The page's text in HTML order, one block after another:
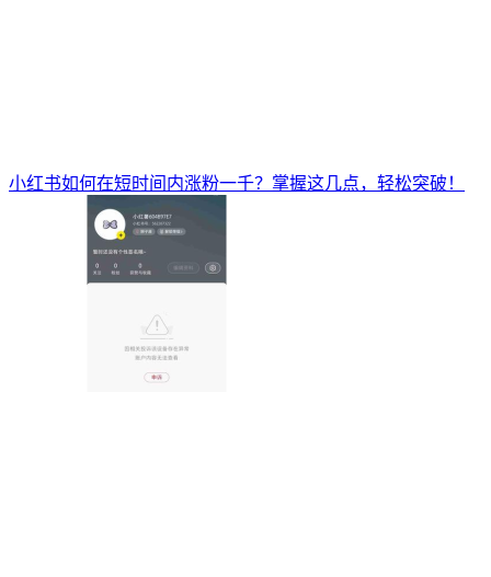
小红书如何在短时间内涨粉一千？掌握这几点，轻松突破！